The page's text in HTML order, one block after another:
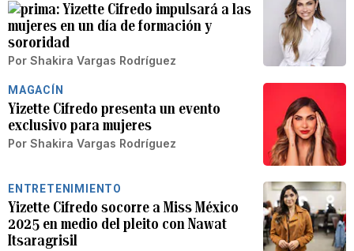
Yizette Cifredo impulsará a las
mujeres en un día de formación y
sororidad
Por Shakira Vargas Rodríguez
MAGACÍN
Yizette Cifredo presenta un evento
exclusivo para mujeres
Por Shakira Vargas Rodríguez
ENTRETENIMIENTO
Yizette Cifredo socorre a Miss México
2025 en medio del pleito con Nawat
Itsaragrisil